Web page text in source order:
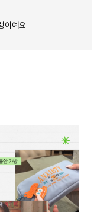
이예요